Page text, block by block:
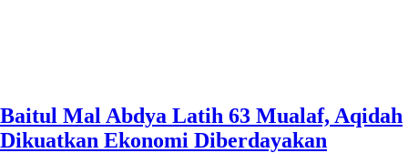
Baitul Mal Abdya Latih 63 Mualaf, Aqidah
Dikuatkan Ekonomi Diberdayakan